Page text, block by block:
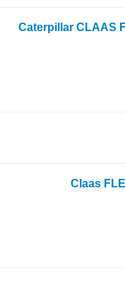
Caterpillar CLAAS
Claas